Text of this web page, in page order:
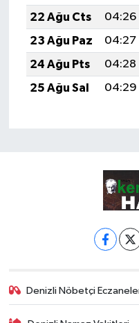
22 Ağu Cts
04:26
23 Ağu Paz
04:27
24 Ağu Pts
04:28
25 Ağu Sal
04:29
Denizli Nöbetçi